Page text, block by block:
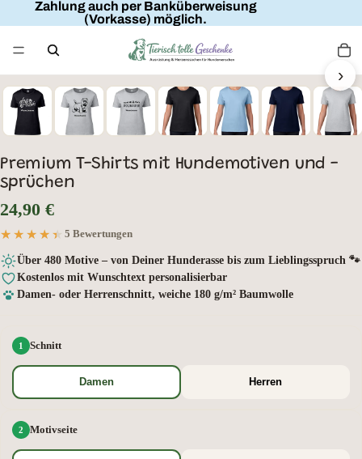
Zahlung auch per Banküberweisung
(Vorkasse) möglich.
Wunschtext ›
Premium T-Shirts mit Hundemotiven und -
sprüchen
24,90 €
★★★★★
★★★★★ 5 Bewertungen
Über 480 Motive – von Deiner Hunderasse bis zum Lieblingsspruch 🐾
Kostenlos mit Wunschtext personalisierbar
Damen- oder Herrenschnitt, weiche 180 g/m² Baumwolle
Schnitt
Damen Herren
Motivseite